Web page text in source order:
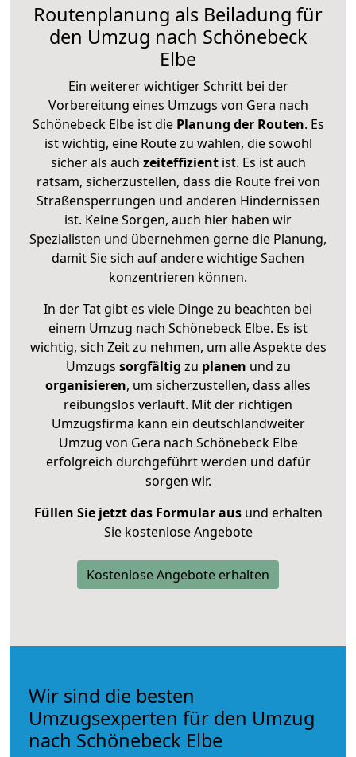
Routenplanung als Beiladung für
den Umzug nach Schönebeck
Elbe
Ein weiterer wichtiger Schritt bei der
Vorbereitung eines Umzugs von Gera nach
Schönebeck Elbe ist diePlanung der Routen. Es
ist wichtig, eine Route zu wählen, die sowohl
sicher als auch zeiteffizientist. Es ist auch
ratsam, sicherzustellen, dass die Route frei von
Straßensperrungen und anderen Hindernissen
ist. Keine Sorgen, auch hier haben wir
Spezialisten und übernehmen gerne die Planung,
damit Sie sich auf andere wichtige Sachen
konzentrieren können.
In der Tat gibt es viele Dinge zu beachten bei
einem Umzug nach Schönebeck Elbe. Es ist
wichtig, sich Zeit zu nehmen, um alle Aspekte des
Umzugs sorgfältig zu planen und zu
organisieren, um sicherzustellen, dass alles
reibungslos verläuft. Mit der richtigen
Umzugsfirma kann ein deutschlandweiter
Umzug von Gera nach Schönebeck Elbe
erfolgreich durchgeführt werden und dafür
sorgen wir.
Füllen Sie jetzt das Formular ausund erhalten
Sie kostenlose Angebote
Kostenlose Angebote erhalten
Wir sind die besten
Umzugsexperten für den Umzug
nach Schönebeck Elbe